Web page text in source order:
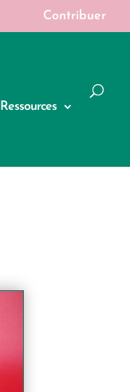
Contribuer
Ressources